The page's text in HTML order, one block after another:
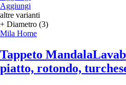
Aggiungi
altre varianti
+ Diametro (3)
Mila Home
Tappeto Mandala
piatto, rotondo,